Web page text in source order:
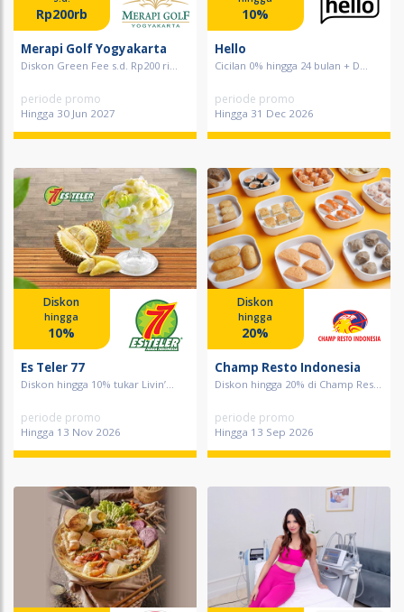
Rp200rb
Merapi Golf Yogyakarta
Diskon Green Fee s.d. Rp200 ri...
periode promo
Hingga 30 Jun 2027
10%
Hello
Cicilan 0% hingga 24 bulan + D...
periode promo
Hingga 31 Dec 2026
Diskon
hingga
10%
Es Teler 77
Diskon hingga 10% tukar Livin’...
periode promo
Hingga 13 Nov 2026
Diskon
hingga
20%
Champ Resto Indonesia
Diskon hingga 20% di Champ Res...
periode promo
Hingga 13 Sep 2026